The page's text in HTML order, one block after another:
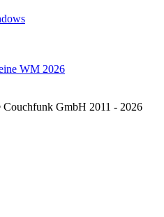
WM 2026
GmbH 2011 - 2026